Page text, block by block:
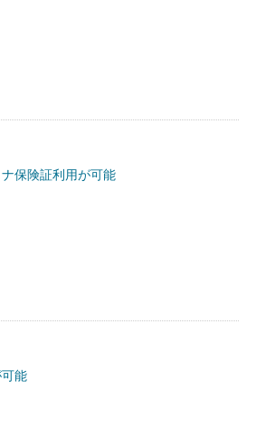
保険証利用が可能
能